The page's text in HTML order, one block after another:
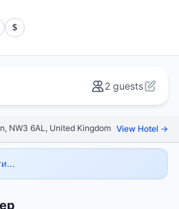
$
2 guests
NW3 6AL, United Kingdom View Hotel →